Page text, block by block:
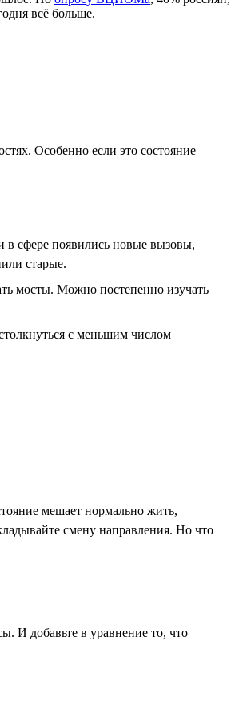
всё больше.
Особенно если это состояние
в сфере появились новые вызовы,
старые.
мосты. Можно постепенно изучать
с меньшим числом
мешает нормально жить,
смену направления. Но что
И добавьте в уравнение то, что